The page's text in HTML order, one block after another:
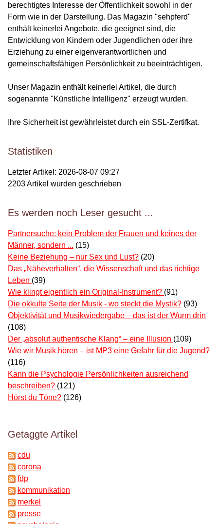
berechtigtes Interesse der Öffentlichkeit sowohl in der
Form wie in der Darstellung. Das Magazin "sehpferd"
enthält keinerlei Angebote, die geeignet sind, die
Entwicklung von Kindern oder Jugendlichen oder ihre
Erziehung zu einer eigenverantwortlichen und
gemeinschaftsfähigen Persönlichkeit zu beeinträchtigen.
Unser Magazin enthält keinerlei Artikel, die durch
sogenannte "Künstliche Intelligenz" erzeugt wurden.
Ihre Sicherheit ist gewährleistet durch ein SSL-Zertifkat.
Statistiken
Letzter Artikel: 2026-08-07 09:27
2203Artikel wurden geschrieben
Es werden noch Leser gesucht ...
Partnersuche: kein Problem der Frauen und keines der
Männer, sondern ... (15)
Keine Beziehung – nur Sex und Lust? (20)
Das „Näheverhalten“, die Wissenschaft und das richtige
Leben (39)
Wie klingt eigentlich ein Original-Instrument? (91)
Die okkulte Seite der Musik - wo steckt die Mystik? (93)
Objektivität und Musikwiedergabe – das ist der Wurm drin
(108)
Der „absolut authentische Klang“ – eine Illusion (109)
Wie wir Musik hören – ist MP3 eine Gefahr für die Jugend?
(116)
Kann die Psychologie Persönlichkeiten ausreichend
beschreiben? (121)
Hörst du Töne? (126)
Getaggte Artikel
cdu
corona
fdp
kommunikation
merkel
presse